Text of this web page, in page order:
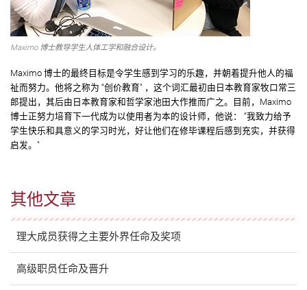
其他文章
理大成员获得之主要外界任命及奖项
高级职员任命及晋升
Maximo 博士教导学生人体工学和融合设计。
Maximo 博士的最终目标是令学生感到学习的乐趣，并朝着提升他人的福
祉而努力。他将之称为 “创价教育" ，这个词汇最初由日本教育家牧口常三
郎提出，其后由日本教育家和哲学家池田大作推而广之。目前，Maximo
博士正努力培育下一代成为以使用者为本的设计师，他说： “我致力给予
学生快乐和具意义的学习时光，好让他们在修毕课程后感到充实，并获得
启发。"